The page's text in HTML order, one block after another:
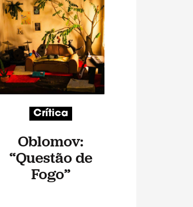
Crítica
Oblomov:
“Questão de
Fogo”